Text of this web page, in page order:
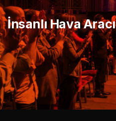
İnsanlı Hava Aracı